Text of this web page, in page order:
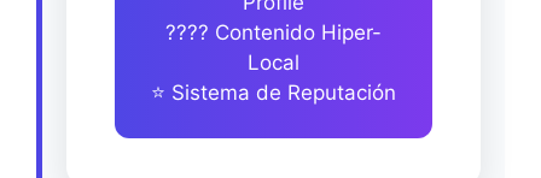
???? Contenido Hiper-
Local
⭐ Sistema de Reputación